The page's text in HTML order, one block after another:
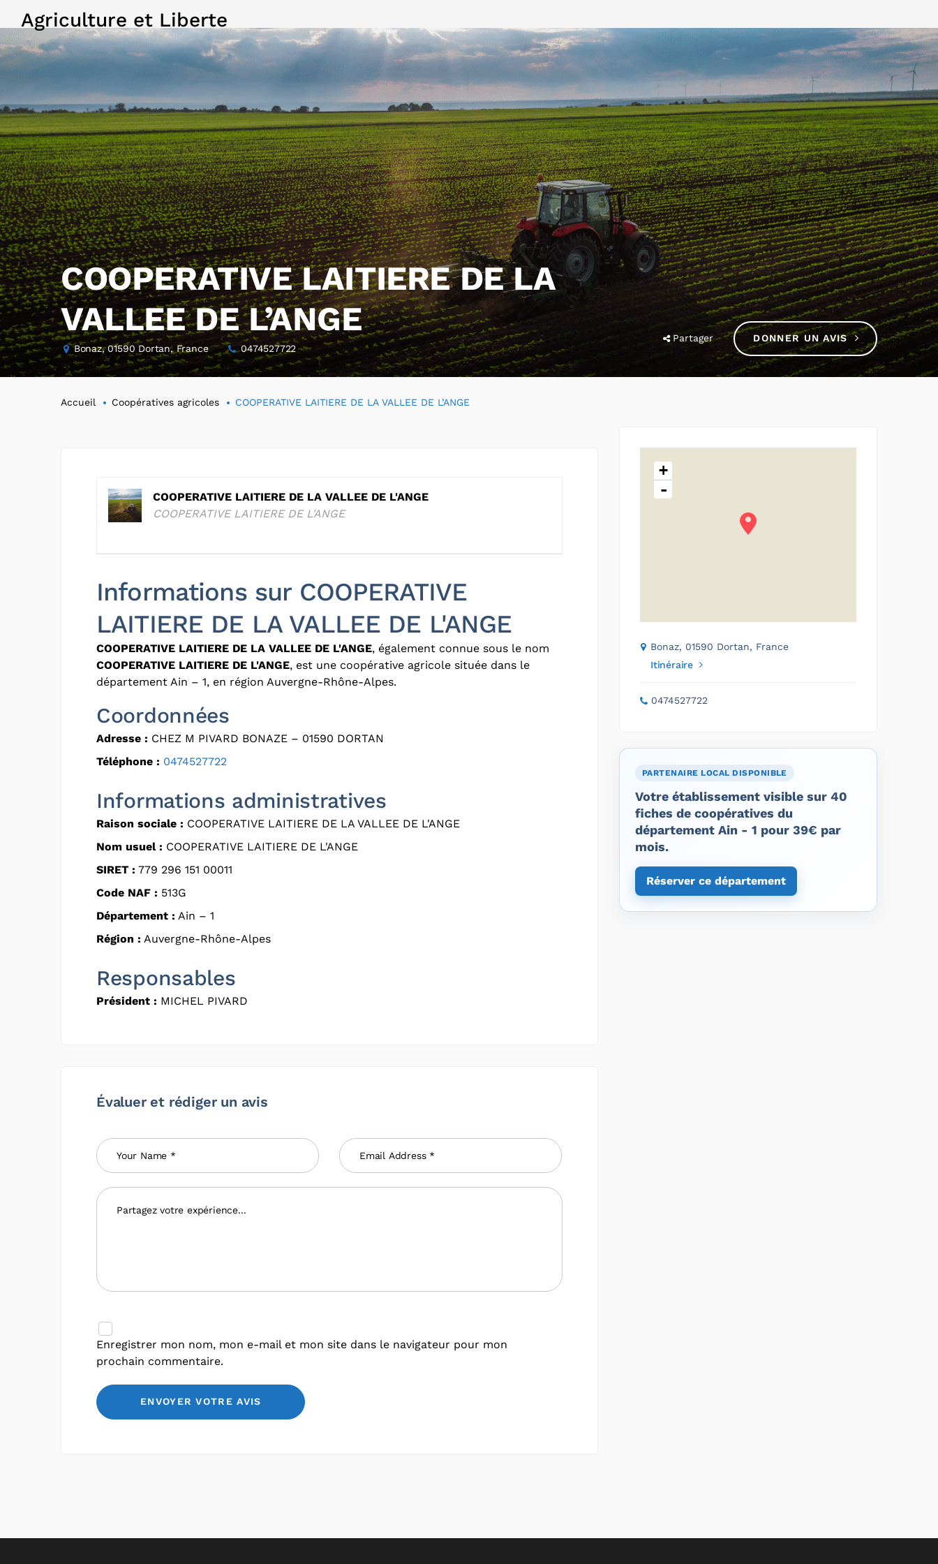
Agriculture et Liberte
COOPERATIVE LAITIERE DE LA
VALLEE DE L’ANGE
Bonaz, 01590 Dortan, France 0474527722
Partager DONNER UN AVIS
Accueil Coopératives agricoles COOPERATIVE LAITIERE DE LA VALLEE DE L’ANGE
COOPERATIVE LAITIERE DE LA VALLEE DE L'ANGE
COOPERATIVE LAITIERE DE L'ANGE
Informations sur COOPERATIVE
LAITIERE DE LA VALLEE DE L'ANGE
COOPERATIVE LAITIERE DE LA VALLEE DE L'ANGE, également connue sous le nom
COOPERATIVE LAITIERE DE L'ANGE, est une coopérative agricole située dans le
département Ain – 1, en région Auvergne-Rhône-Alpes.
Coordonnées
Adresse : CHEZ M PIVARD BONAZE – 01590 DORTAN
Téléphone : 0474527722
Informations administratives
Raison sociale : COOPERATIVE LAITIERE DE LA VALLEE DE L'ANGE
Nom usuel : COOPERATIVE LAITIERE DE L'ANGE
SIRET : 779 296 151 00011
Code NAF : 513G
Département : Ain – 1
Région : Auvergne-Rhône-Alpes
Responsables
Président : MICHEL PIVARD
Évaluer et rédiger un avis
Enregistrer mon nom, mon e-mail et mon site dans le navigateur pour mon
prochain commentaire.
+
-
Bonaz, 01590 Dortan, France
Itinéraire
0474527722
PARTENAIRE LOCAL DISPONIBLE
Votre établissement visible sur 40
fiches de coopératives du
département Ain - 1 pour 39€ par
mois.
Réserver ce département